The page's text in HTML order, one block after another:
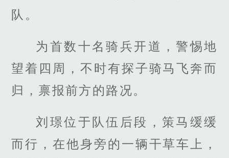
队。
为首数十名骑兵开道，警惕地
望着四周，不时有探子骑马飞奔而
归，禀报前方的路况。
刘璟位于队伍后段，策马缓缓
而行，在他身旁的一辆干草车上，